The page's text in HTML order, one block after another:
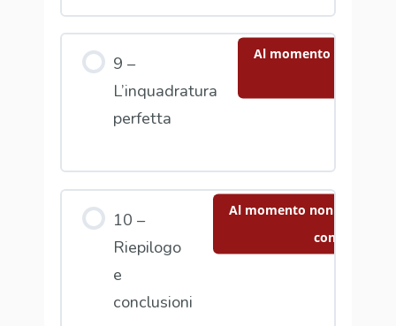
9 –
L’inquadratura
perfetta
Al momento non hai
10 –
Riepilogo
e
conclusioni
Al momento non hai
contenuto